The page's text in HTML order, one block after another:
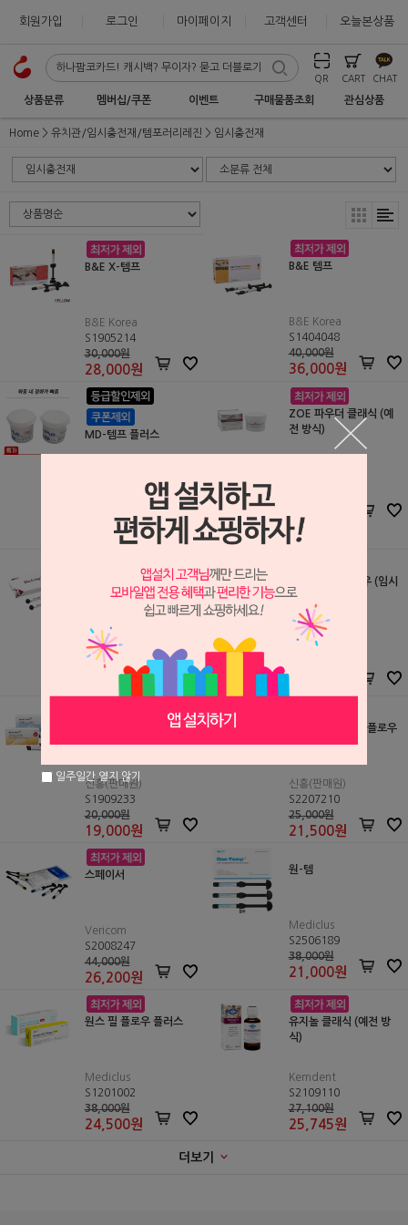
회원가입 로그인 마이페이지 고객센터 오늘본상품
QR CART CHAT
상품분류 멤버십/쿠폰 이벤트 구매물품조회 관심상품
Home 유치관/임시충전재/템포러리레진 임시충전재
B&E X-템프
B&E Korea
S1905214
30,000원
28,000원
B&E 템프
B&E Korea
S1404048
40,000원
36,000원
MD-템프 플러스
9,000원
5,000원
ZOE 파우더 클래식 (예
전 방식)
15,960
다이아덴트
S2003033
24,400원
21,000 원
다이아템프 플로우 (임시
충전재)
다이아덴트
33,000
신흥(판매원)
S1909233
20,000원
19,000원
셀렉션 에스 템프 플로우
신흥(판매원)
S2207210
25,000원
21,500원
스페이서
Vericom
S2008247
44,000원
26,200원
원-템
Mediclus
S2506189
38,000원
21,000원
원스 필 플로우 플러스
Mediclus
S1201002
38,000원
24,500원
유지놀 클래식 (예전 방
식)
Kemdent
S2109110
27,100원
25,745원
더보기
일주일간 열지 않기